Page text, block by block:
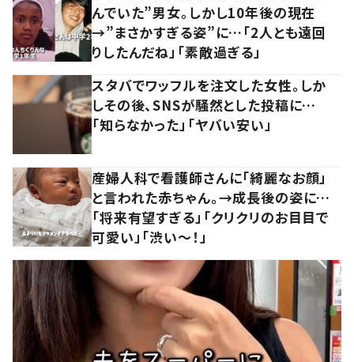
んでいた”男女。しかし10年後の現在
→”まさかすぎる姿”に…「2人とも遠回
りしたんだね」「素敵過ぎる」
スタバでワッフルを注文した女性。しか
しその後、SNSが騒然とした投稿に…
「知らなかった」「ヤバい安い」
産婦人科で看護師さんに「綺麗なお顔」
と言われた赤ちゃん。→成長後の姿に…
「将来有望すぎる」「クリクリのお目目で
可愛い」「渋い～！」